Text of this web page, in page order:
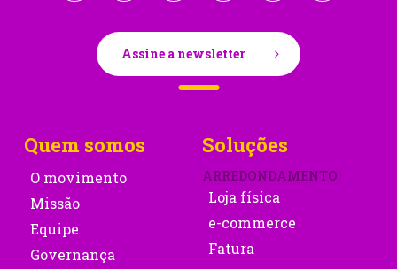
Assine a newsletter
Quem somos
O movimento
Missão
Equipe
Governança
Soluções
ARREDONDAMENTO
Loja física
e-commerce
Fatura